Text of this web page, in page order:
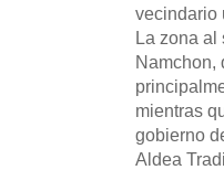
vecindario
La zona al
Namchon,
mientras
gobierno
Aldea